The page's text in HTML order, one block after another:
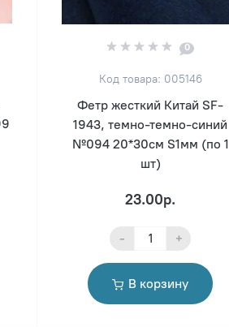
0
Код товара: 005146
Фетр жесткий Китай SF-
1943, темно-темно-синий
№094 20*30см S1мм (по 1
шт)
23.00р.
- +
В корзину